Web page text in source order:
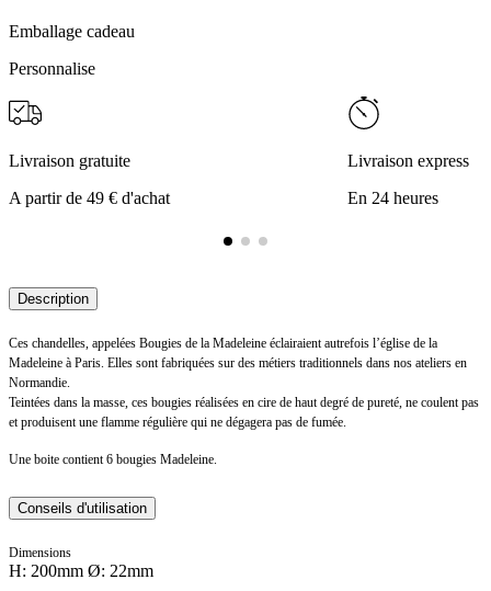
Emballage cadeau
Personnalise
Livraison gratuite
A partir de 49 € d'achat
Livraison express
En 24 heures
Description
Ces chandelles, appelées Bougies de la Madeleine éclairaient autrefois l’église de la
Madeleine à Paris. Elles sont fabriquées sur des métiers traditionnels dans nos ateliers en
Normandie.
Teintées dans la masse, ces bougies réalisées en cire de haut degré de pureté, ne coulent pas
et produisent une flamme régulière qui ne dégagera pas de fumée.
Une boite contient 6 bougies Madeleine.
Conseils d'utilisation
Dimensions
H: 200mm Ø: 22mm